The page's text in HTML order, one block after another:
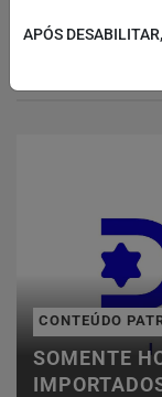
CONTEÚDO
SOMENTE
APÓS